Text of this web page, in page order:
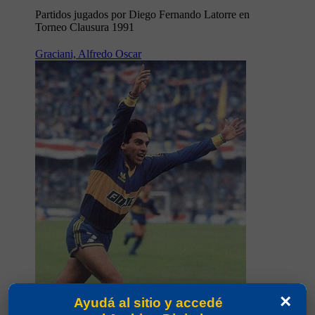
Partidos jugados por Diego Fernando Latorre en
Torneo Clausura 1991
Graciani, Alfredo Oscar
Partidos jugados por Alfredo Oscar Graciani en
×
Ayudá al sitio y accedé